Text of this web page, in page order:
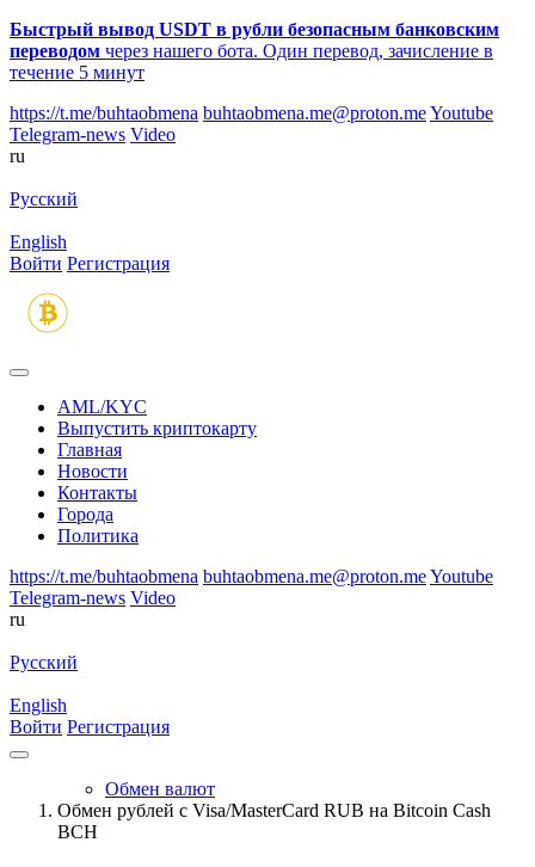
Быстрый вывод USDT в рубли безопасным банковским
переводом через нашего бота. Один перевод, зачисление в
течение 5 минут
https://t.me/buhtaobmena buhtaobmena.me@proton.meYoutube
Telegram-news Video
ru
Русский
English
Войти Регистрация
AML/KYC
Выпустить криптокарту
Главная
Новости
Контакты
Города
Политика
https://t.me/buhtaobmena buhtaobmena.me@proton.meYoutube
Telegram-news Video
ru
Русский
English
Войти Регистрация
Обмен валют
Обмен рублей с Visa/MasterCard RUB на Bitcoin Cash
BCH